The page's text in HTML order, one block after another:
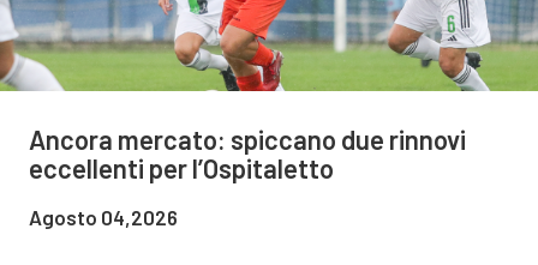
Ancora mercato: spiccano due rinnovi
eccellenti per l’Ospitaletto
Agosto 04,2026